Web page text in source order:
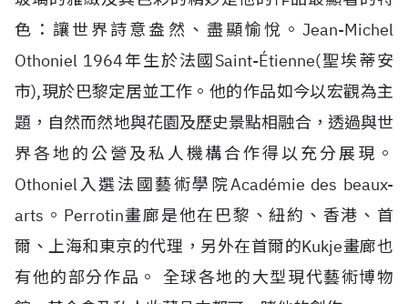
色：讓世界詩意盎然、盡顯愉悅。Jean-Michel
Othoniel 1964年生於法國Saint-Étienne(聖埃蒂安
市),現於巴黎定居並工作。他的作品如今以宏觀為主
題，自然而然地與花園及歷史景點相融合，透過與世
界各地的公營及私人機構合作得以充分展現。
Othoniel入選法國藝術學院Académie des beaux-
arts。Perrotin畫廊是他在巴黎、紐約、香港、首
爾、上海和東京的代理，另外在首爾的Kukje畫廊也
有他的部分作品。 全球各地的大型現代藝術博物